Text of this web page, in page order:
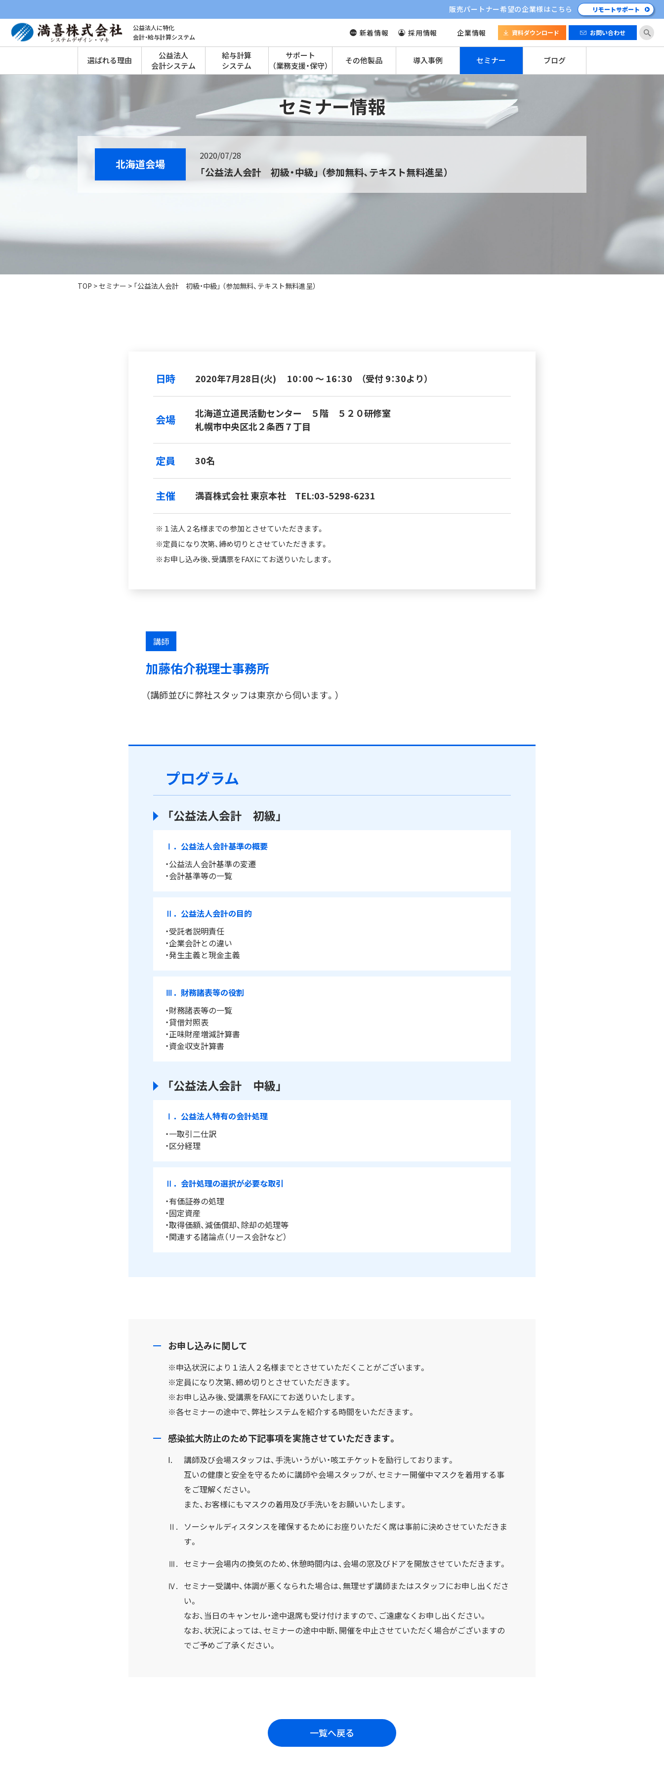
販売パートナー希望の企業様はこちら リモートサポート
公益法人に特化
会計・給与計算システム
新着情報 採用情報 企業情報 資料ダウンロード お問い合わせ
選ばれる理由
公益法人
会計システム
給与計算
システム
サポート
（業務支援・保守）
その他製品 導入事例 セミナー ブログ
セミナー情報
北海道会場
2020/07/28
「公益法人会計 初級・中級」 （参加無料、テキスト無料進呈）
TOP >セミナー > 「公益法人会計 初級・中級」 （参加無料、テキスト無料進呈）
日時 2020年7月28日(火) 10：00 ～ 16：30 （受付 9：30より）
会場
北海道立道民活動センター ５階 ５２０研修室
札幌市中央区北２条西７丁目
定員 30名
主催 満喜株式会社 東京本社 TEL:03-5298-6231
※１法人２名様までの参加とさせていただきます。
※定員になり次第、締め切りとさせていただきます。
※お申し込み後、受講票をFAXにてお送りいたします。
講師
加藤佑介税理士事務所
（講師並びに弊社スタッフは東京から伺います。）
プログラム
「公益法人会計 初級」
Ⅰ．公益法人会計基準の概要
・公益法人会計基準の変遷
・会計基準等の一覧
Ⅱ．公益法人会計の目的
・受託者説明責任
・企業会計との違い
・発生主義と現金主義
Ⅲ．財務諸表等の役割
・財務諸表等の一覧
・貸借対照表
・正味財産増減計算書
・資金収支計算書
「公益法人会計 中級」
Ⅰ．公益法人特有の会計処理
・一取引二仕訳
・区分経理
Ⅱ．会計処理の選択が必要な取引
・有価証券の処理
・固定資産
・取得価額、減価償却、除却の処理等
・関連する諸論点（リース会計など）
お申し込みに関して
※申込状況により１法人２名様までとさせていただくことがございます。
※定員になり次第、締め切りとさせていただきます。
※お申し込み後、受講票をFAXにてお送りいたします。
※各セミナーの途中で、弊社システムを紹介する時間をいただきます。
感染拡大防止のため下記事項を実施させていただきます。
I.
講師及び会場スタッフは、手洗い・うがい・咳エチケットを励行しております。
互いの健康と安全を守るために講師や会場スタッフが、セミナー開催中マスクを着用する事
をご理解ください。
また、お客様にもマスクの着用及び手洗いをお願いいたします。
Ⅱ.
ソーシャルディスタンスを確保するためにお座りいただく席は事前に決めさせていただきま
す。
Ⅲ. セミナー会場内の換気のため、休憩時間内は、会場の窓及びドアを開放させていただきます。
Ⅳ. セミナー受講中、体調が悪くなられた場合は、無理せず講師またはスタッフにお申し出くださ
い。
なお、当日のキャンセル・途中退席も受け付けますので、ご遠慮なくお申し出ください。
なお、状況によっては、セミナーの途中中断、開催を中止させていただく場合がございますの
でご予めご了承ください。
一覧へ戻る